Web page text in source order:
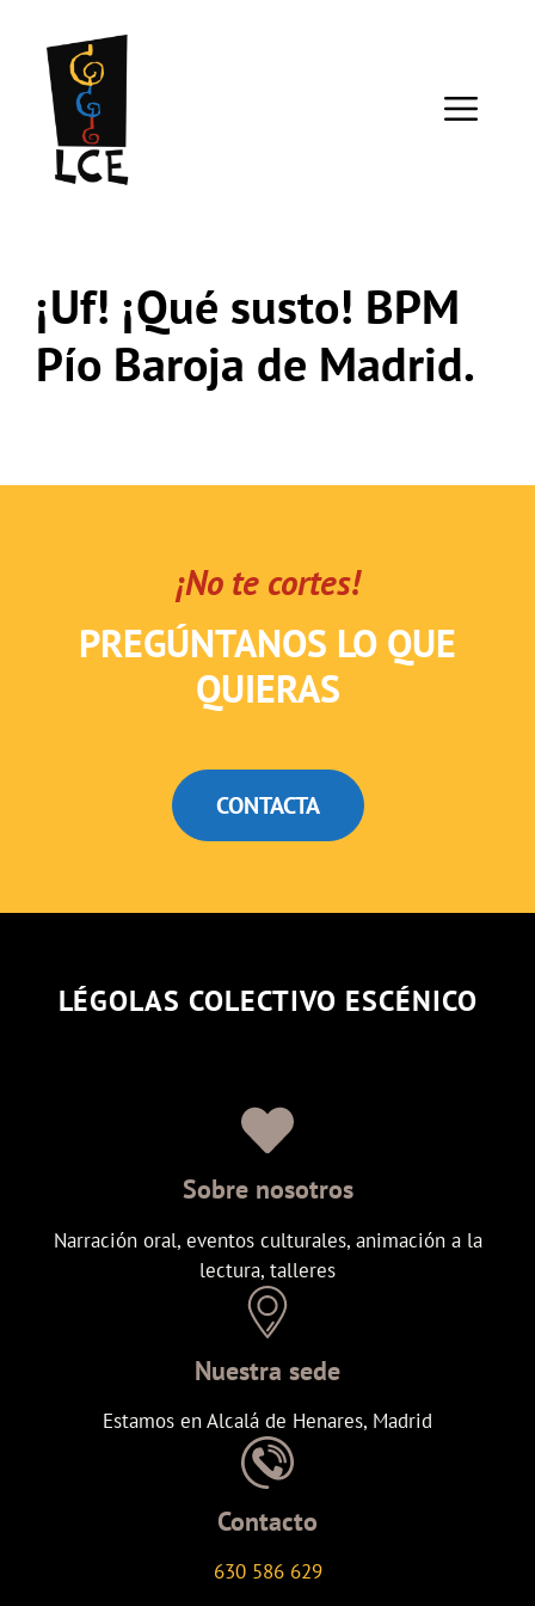
contenido
¡Uf! ¡Qué susto! BPM
Pío Baroja de Madrid.
¡No te cortes!
PREGÚNTANOS LO QUE
QUIERAS
CONTACTA
LÉGOLAS COLECTIVO ESCÉNICO
Sobre nosotros
Narración oral, eventos culturales, animación a la
lectura, talleres
Nuestra sede
Estamos en Alcalá de Henares, Madrid
Contacto
630 586 629